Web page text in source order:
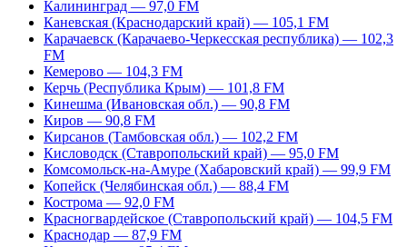
Калининград — 97,0 FM
Каневская (Краснодарский край) — 105,1 FM
Карачаевск (Карачаево-Черкесская республика) — 102,3
FM
Кемерово — 104,3 FM
Керчь (Республика Крым) — 101,8 FM
Кинешма (Ивановская обл.) — 90,8 FM
Киров — 90,8 FM
Кирсанов (Тамбовская обл.) — 102,2 FM
Кисловодск (Ставропольский край) — 95,0 FM
Комсомольск-на-Амуре (Хабаровский край) — 99,9 FM
Копейск (Челябинская обл.) — 88,4 FM
Кострома — 92,0 FM
Красногвардейское (Ставропольский край) — 104,5 FM
Краснодар — 87,9 FM